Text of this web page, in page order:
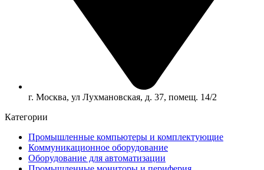
г. Москва, ул Лухмановская, д. 37, помещ. 14/2
Категории
Промышленные компьютеры и комплектующие
Коммуникационное оборудование
Оборудование для автоматизации